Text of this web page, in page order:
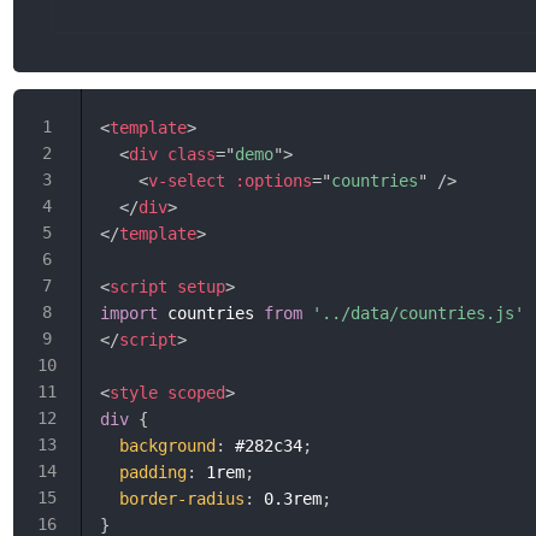
<template>
<div class="demo">
<v-select :options="countries"
/>
</div>
</template>
<script setup>
import countries from
'../data/countries.js'
</script>
<style scoped>
div {
background : #282c34;
padding: 1rem;
border-radius : 0.3rem;
}